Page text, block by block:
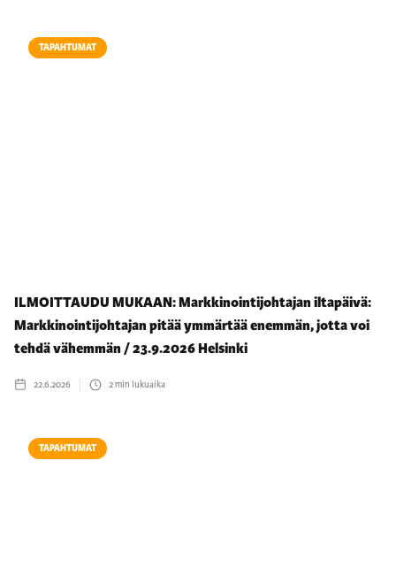
TAPAHTUMAT
ILMOITTAUDU MUKAAN: Markkinointijohtajan iltapäivä:
Markkinointijohtajan pitää ymmärtää enemmän, jotta voi
tehdä vähemmän / 23.9.2026 Helsinki
22.6.2026 2min lukuaika
TAPAHTUMAT